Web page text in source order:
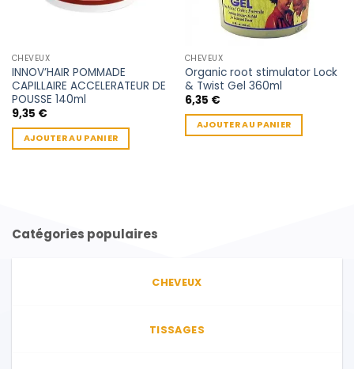
CHEVEUX
INNOV’HAIR POMMADE
CAPILLAIRE ACCELERATEUR DE
POUSSE 140ml
9,35 €
AJOUTER AU PANIER
CHEVEUX
Organic root stimulator Lock
& Twist Gel 360ml
6,35 €
AJOUTER AU PANIER
Catégories populaires
CHEVEUX
TISSAGES